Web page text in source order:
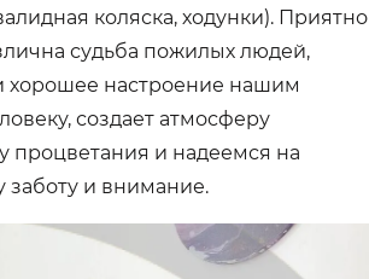
коляска, ходунки). Приятно
судьба пожилых людей,
настроение нашим
создает атмосферу
и надеемся на
и внимание.